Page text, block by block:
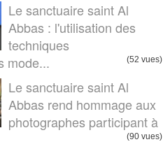
Le sanctuaire saint Al
Abbas : l'utilisation des
techniques
mode...
(52 vues)
Le sanctuaire saint Al
Abbas rend hommage aux
photographes participant à
(90 vues)